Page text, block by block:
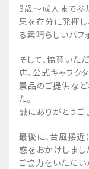
3歳～成人まで参
果を存分に発揮
る素晴らしいパフ
そして、協賛いた
店、公式キャラク
景品のご提供な
た。
誠にありがとうご
最後に、台風接近
惑をおかけしま
ご協力をいただい